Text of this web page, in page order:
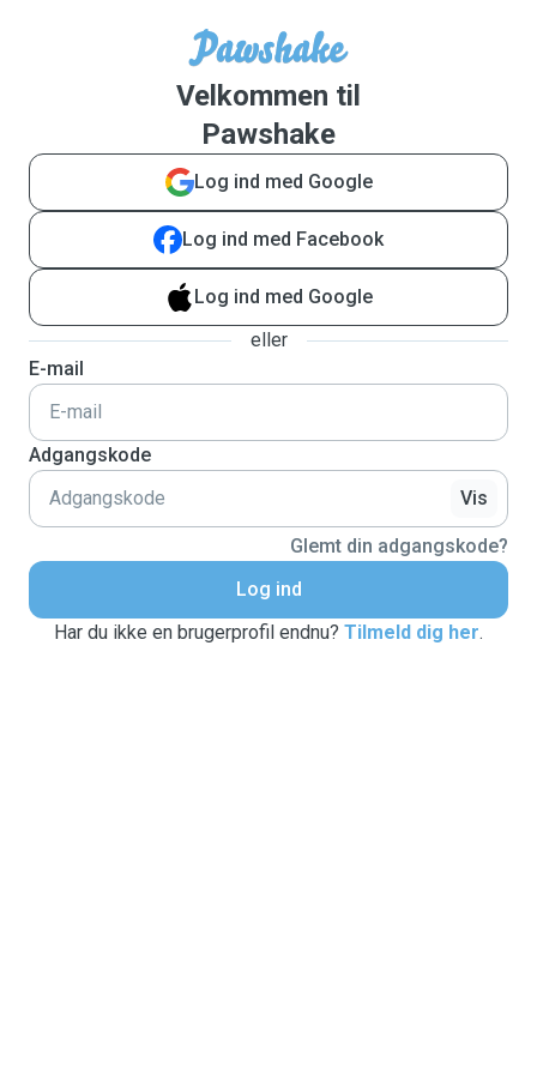
Velkommen til
Pawshake
Log ind med Google
Log ind med Facebook
Log ind med Google
eller
E-mail
Adgangskode
Vis
Glemt din adgangskode?
Log ind
Har du ikke en brugerprofil endnu? Tilmeld dig her.